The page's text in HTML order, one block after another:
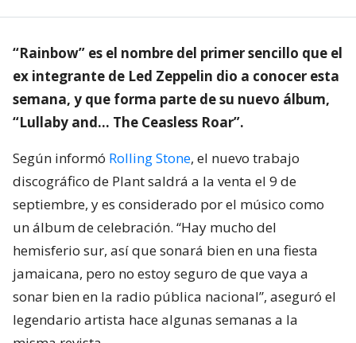
“Rainbow” es el nombre del primer sencillo que el
ex integrante de Led Zeppelin dio a conocer esta
semana, y que forma parte de su nuevo álbum,
“Lullaby and… The Ceasless Roar”.
Según informó Rolling Stone, el nuevo trabajo
discográfico de Plant saldrá a la venta el 9 de
septiembre, y es considerado por el músico como
un álbum de celebración. “Hay mucho del
hemisferio sur, así que sonará bien en una fiesta
jamaicana, pero no estoy seguro de que vaya a
sonar bien en la radio pública nacional”, aseguró el
legendario artista hace algunas semanas a la